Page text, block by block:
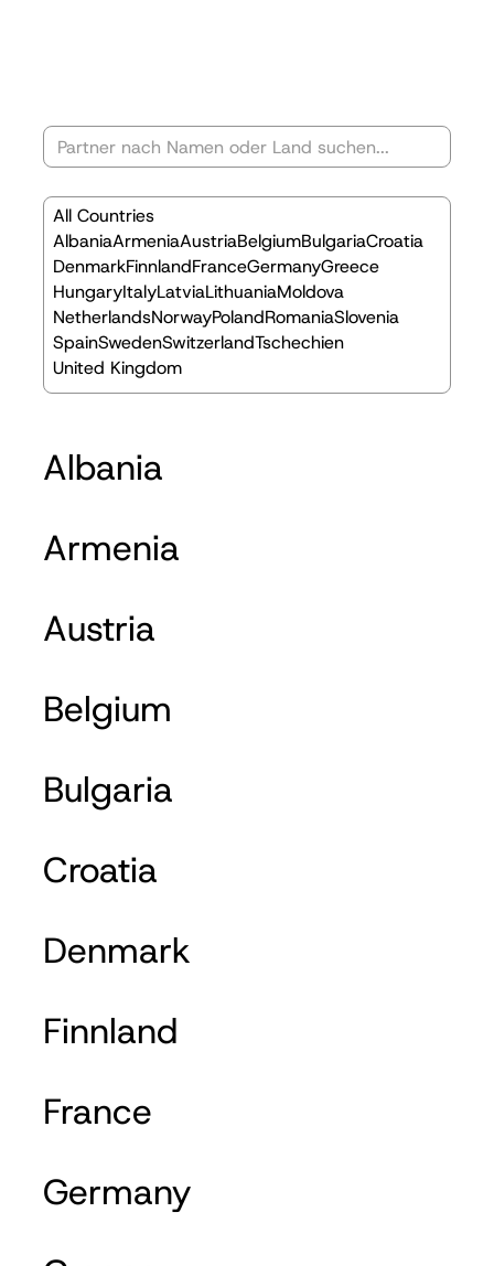
All Countries
AlbaniaArmeniaAustriaBelgiumBulgariaCroatia
DenmarkFinnlandFranceGermanyGreece
HungaryItalyLatviaLithuaniaMoldova
NetherlandsNorwayPolandRomaniaSlovenia
SpainSwedenSwitzerlandTschechien
United Kingdom
Albania
Armenia
Austria
Belgium
Bulgaria
Croatia
Denmark
Finnland
France
Germany